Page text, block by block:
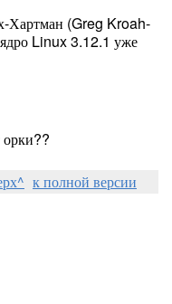
Хартман (Greg Kroah-
Linux 3.12.1 уже
к полной версии